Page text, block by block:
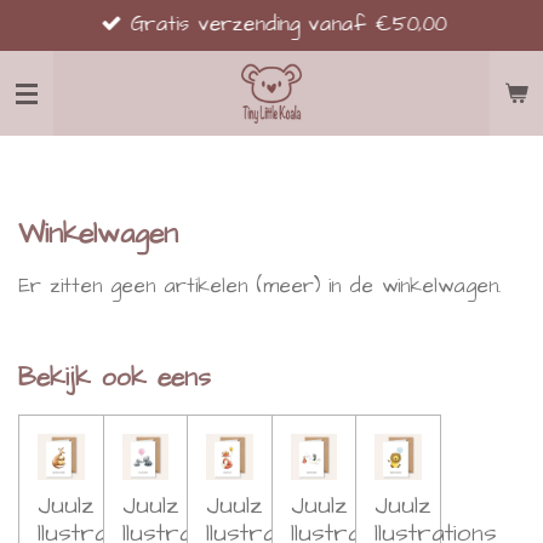
direct
naar
Gratis verzending vanaf €50,00
Winkelwagen
Er zitten geen artikelen (meer) in de winkelwagen.
Bekijk ook eens
Juulz
llustrations
Juulz
llustrations
Juulz
llustrations
Juulz
llustrations
Juulz
llustrations